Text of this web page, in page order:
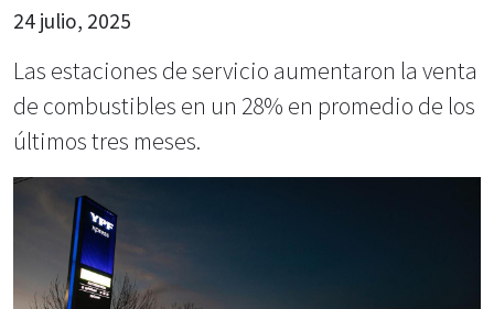
24 julio, 2025
Las estaciones de servicio aumentaron la venta
de combustibles en un 28% en promedio de los
últimos tres meses.